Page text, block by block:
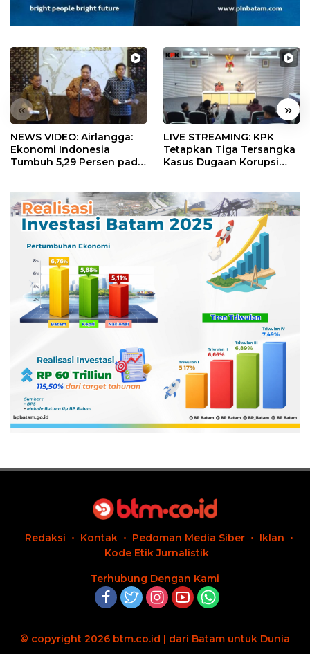
« »
NEWS VIDEO: Airlangga:
Ekonomi Indonesia
Tumbuh 5,29 Persen pada
LIVE STREAMING: KPK
Tetapkan Tiga Tersangka
Kasus Dugaan Korupsi
Redaksi Kontak Pedoman Media Siber
Iklan
Kode Etik Jurnalistik
Terhubung Dengan Kami
© copyright 2026 btm.co.id | dari Batam untuk Dunia